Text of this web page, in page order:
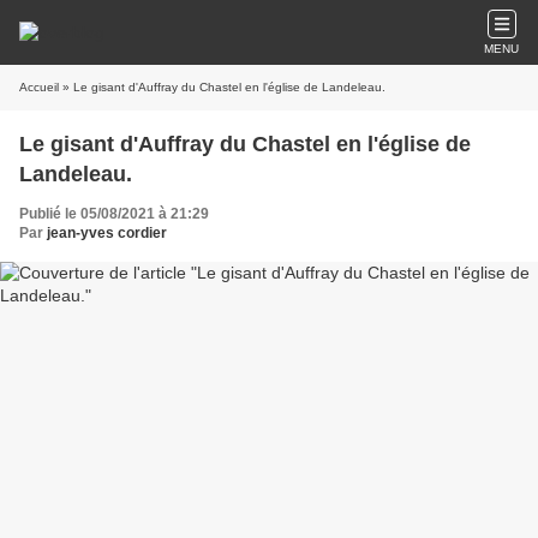
MENU
Accueil » Le gisant d'Auffray du Chastel en l'église de Landeleau.
Le gisant d'Auffray du Chastel en l'église de
Landeleau.
Publié le 05/08/2021 à 21:29
Par jean-yves cordier